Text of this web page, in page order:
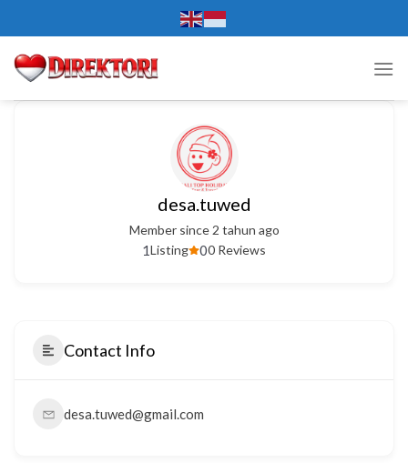
to
content
desa.tuwed
Member since 2 tahun ago
00 Reviews
1Listing
Contact Info
desa.tuwed@gmail.com